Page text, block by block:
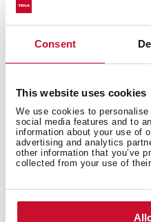
Consent
This website uses cookies
We use cookies to
social media features and to
information about your use of
advertising and analytics
other information that you’ve
collected from your use of
Внутрішні розміри
Загальні розміри